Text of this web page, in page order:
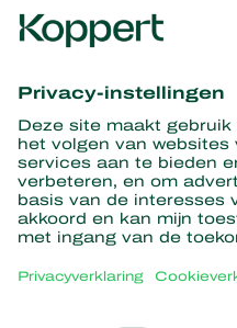
Ontvang het
informatie
Hier
Partners with Nature
Roofmijten
Roofinsecten
Over Koppert